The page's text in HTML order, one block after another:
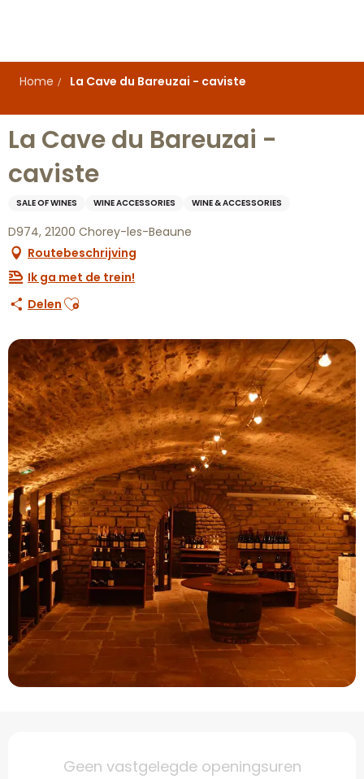
principal
Home
La Cave du Bareuzai - caviste
La Cave du Bareuzai -
caviste
SALE OF WINES WINE ACCESSORIES WINE & ACCESSORIES
D974, 21200 Chorey-les-Beaune
Routebeschrijving
Ik ga met de trein!
Delen Ajouter aux favoris
Openingstijden en
Geen vastgelegde openingsuren